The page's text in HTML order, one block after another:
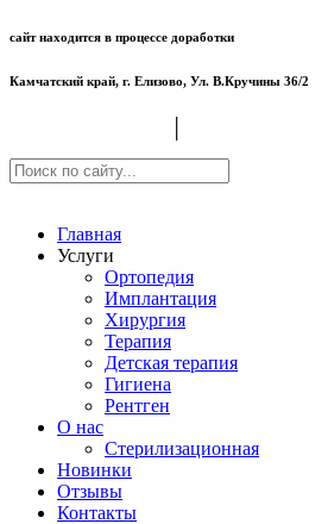
сайт находится в процессе доработки
Камчатский край, г. Елизово, Ул. В.Кручины 36/2
Главная
Услуги
Ортопедия
Имплантация
Хирургия
Терапия
Детская терапия
Гигиена
Рентген
О нас
Стерилизационная
Новинки
Отзывы
Контакты